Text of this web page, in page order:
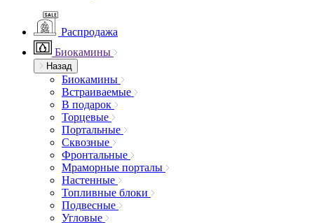
Распродажа
Биокамины
Назад
Биокамины
Встраиваемые
В подарок
Торцевые
Портальные
Сквозные
Фронтальные
Мраморные порталы
Настенные
Топливные блоки
Подвесные
Угловые